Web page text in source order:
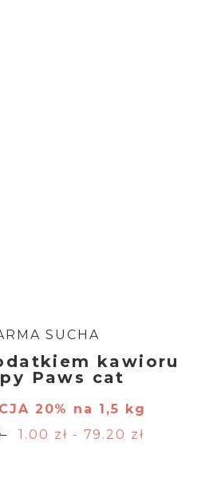
SUCHA
kawioru
Paws cat
20% na 1,5 kg
1.00 zł - 79.20 zł